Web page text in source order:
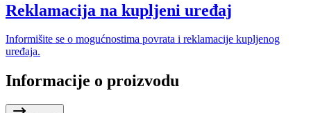
Reklamacija na kupljeni uređaj
Informišite se o mogućnostima povrata i reklamacije kupljenog
uređaja.
Informacije o proizvodu